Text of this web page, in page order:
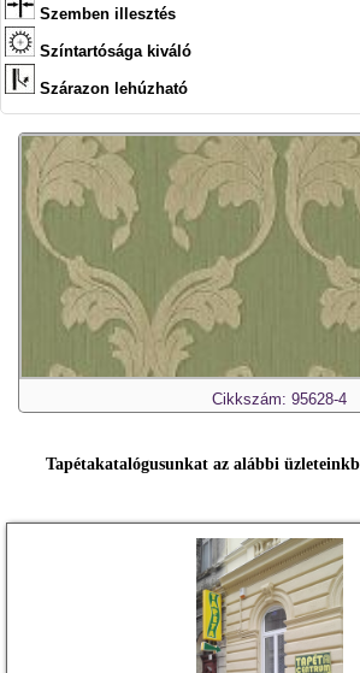
Szemben illesztés
Színtartósága kiváló
Szárazon lehúzható
Cikkszám: 95628-4
Tapétakatalógusunkat az alábbi